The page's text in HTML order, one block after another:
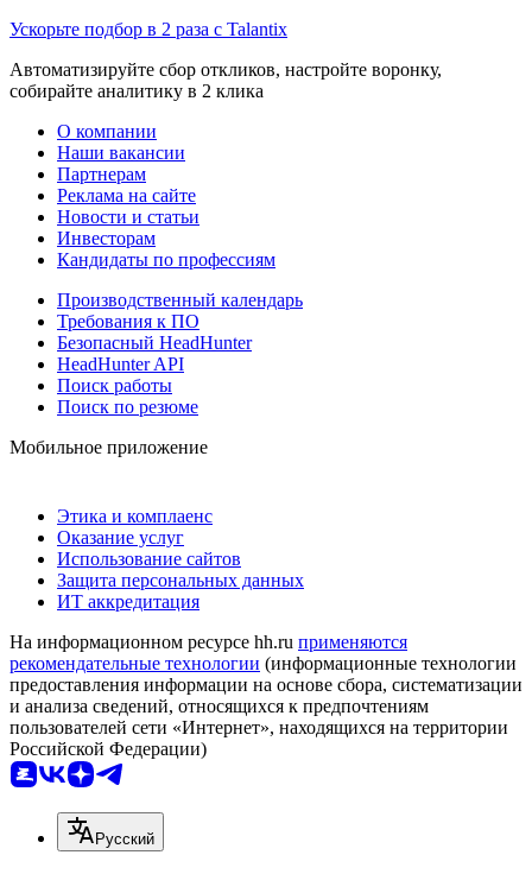
Ускорьте подбор в 2 раза с Talantix
Автоматизируйте сбор откликов, настройте воронку,
собирайте аналитику в 2 клика
О компании
Наши вакансии
Партнерам
Реклама на сайте
Новости и статьи
Инвесторам
Кандидаты по профессиям
Производственный календарь
Требования к ПО
Безопасный HeadHunter
HeadHunter API
Поиск работы
Поиск по резюме
Мобильное приложение
Этика и комплаенс
Оказание услуг
Использование сайтов
Защита персональных данных
ИТ аккредитация
На информационном ресурсе hh.ru применяются
рекомендательные технологии (информационные технологии
предоставления информации на основе сбора, систематизации
и анализа сведений, относящихся к предпочтениям
пользователей сети «Интернет», находящихся на территории
Российской Федерации)
Русский